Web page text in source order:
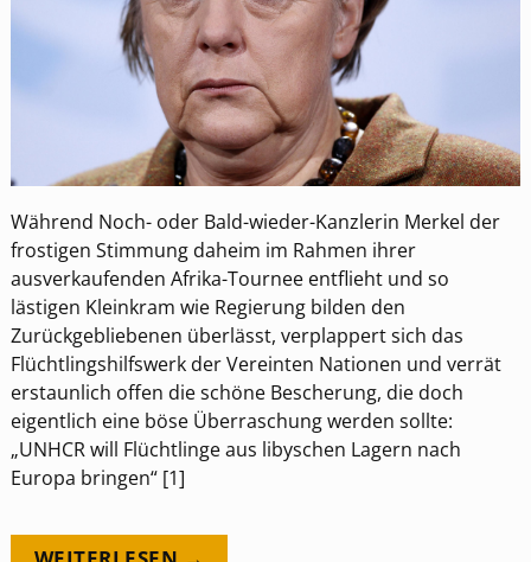
Während Noch- oder Bald-wieder-Kanzlerin Merkel der
frostigen Stimmung daheim im Rahmen ihrer
ausverkaufenden Afrika-Tournee entflieht und so
lästigen Kleinkram wie Regierung bilden den
Zurückgebliebenen überlässt, verplappert sich das
Flüchtlingshilfswerk der Vereinten Nationen und verrät
erstaunlich offen die schöne Bescherung, die doch
eigentlich eine böse Überraschung werden sollte:
„UNHCR will Flüchtlinge aus libyschen Lagern nach
Europa bringen“ [1]